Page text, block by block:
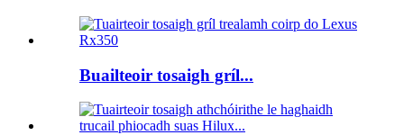
Buailteoir tosaigh gríl...